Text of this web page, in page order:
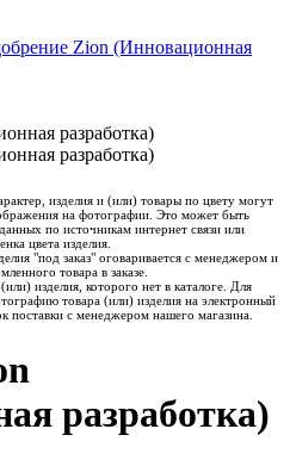
изделия и (или) товары по цвету могут
на фотографии. Это может быть
по источникам интернет связи или
цвета изделия.
"под заказ" оговаривается с менеджером и
товара в заказе.
изделия, которого нет в каталоге. Для
товара (или) изделия на электронный
поставки с менеджером нашего магазина.
разработка)